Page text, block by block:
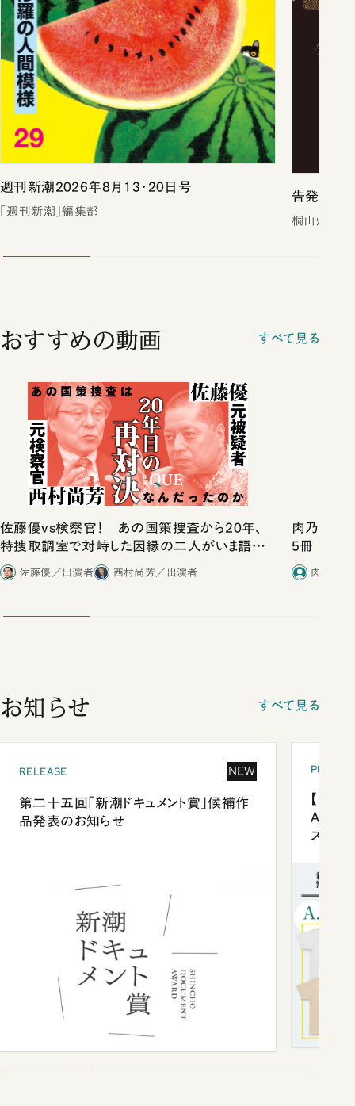
週刊新潮2026年8月13・20日号
「週刊新潮」編集部
告発 裏
桐山煌／著
おすすめの動画 すべて見る
佐藤優vs検察官！ あの国策捜査から20年、
特捜取調室で対峙した因縁の二人がいま語り
合ったこと
佐藤優／出演者 西村尚芳／出演者
肉乃小路
5冊
肉乃小路
お知らせ すべて見る
RELEASE NEW
第二十五回「新潮ドキュメント賞」候補作
品発表のお知らせ
【「新
ズプレ